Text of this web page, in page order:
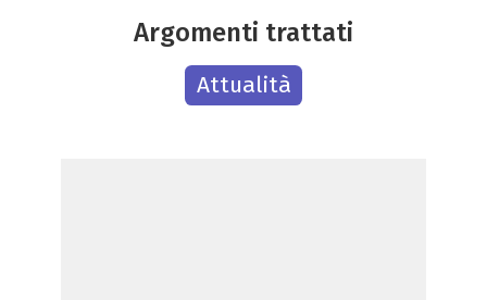
Argomenti trattati
Attualità